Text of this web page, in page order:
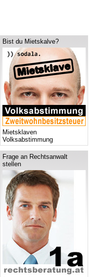
Bist du Mietskalve?
Mietsklaven
Volksabstimmung
Frage an Rechtsanwalt
stellen